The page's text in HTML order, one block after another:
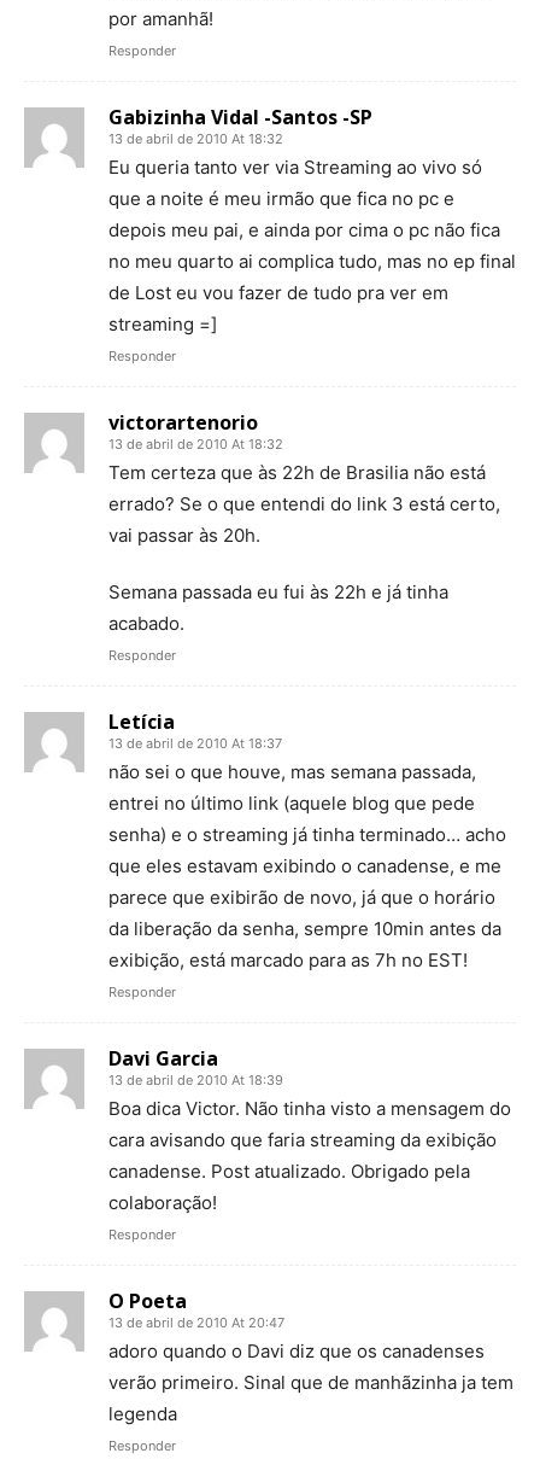
por amanhã!
Responder
Gabizinha Vidal -Santos -SP
13 de abril de 2010 At 18:32
Eu queria tanto ver via Streaming ao vivo só
que a noite é meu irmão que fica no pc e
depois meu pai, e ainda por cima o pc não fica
no meu quarto ai complica tudo, mas no ep final
de Lost eu vou fazer de tudo pra ver em
streaming =]
Responder
victorartenorio
13 de abril de 2010 At 18:32
Tem certeza que às 22h de Brasilia não está
errado? Se o que entendi do link 3 está certo,
vai passar às 20h.
Semana passada eu fui às 22h e já tinha
acabado.
Responder
Letícia
13 de abril de 2010 At 18:37
não sei o que houve, mas semana passada,
entrei no último link (aquele blog que pede
senha) e o streaming já tinha terminado… acho
que eles estavam exibindo o canadense, e me
parece que exibirão de novo, já que o horário
da liberação da senha, sempre 10min antes da
exibição, está marcado para as 7h no EST!
Responder
Davi Garcia
13 de abril de 2010 At 18:39
Boa dica Victor. Não tinha visto a mensagem do
cara avisando que faria streaming da exibição
canadense. Post atualizado. Obrigado pela
colaboração!
Responder
O Poeta
13 de abril de 2010 At 20:47
adoro quando o Davi diz que os canadenses
verão primeiro. Sinal que de manhãzinha ja tem
legenda
Responder